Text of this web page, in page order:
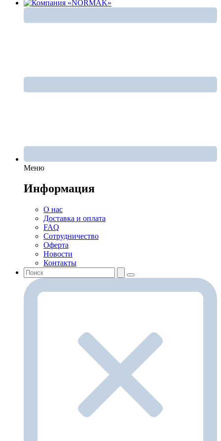
Меню
Информация
О нас
Доставка и оплата
FAQ
Сотрудничество
Оферта
Новости
Контакты